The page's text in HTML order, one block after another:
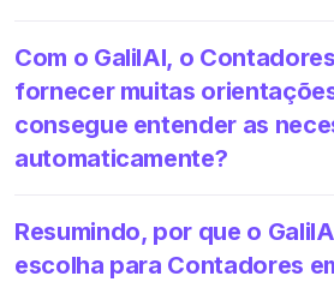
Com o GalilAI, o
fornecer muitas
consegue entender as
automaticamente?
Resumindo, por que o
escolha para Contadores